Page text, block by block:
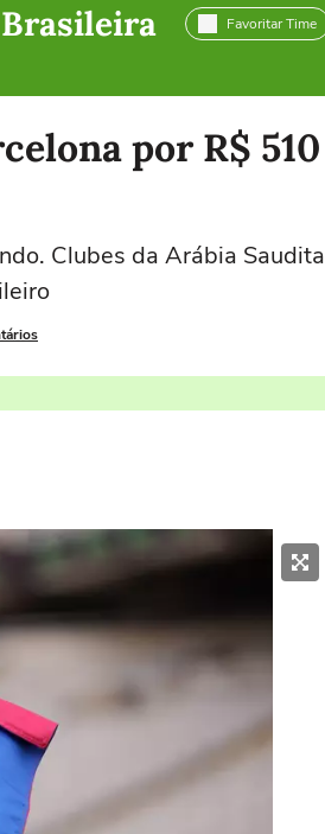
Favoritar Time
por R$ 510
Clubes da Arábia Saudita